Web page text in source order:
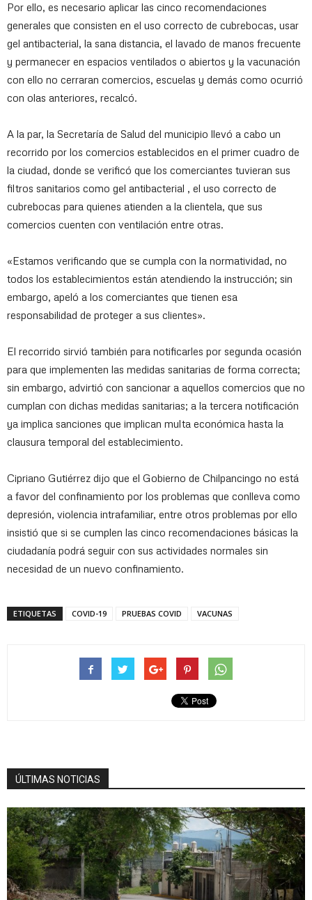
Por ello, es necesario aplicar las cinco recomendaciones
generales que consisten en el uso correcto de cubrebocas, usar
gel antibacterial, la sana distancia, el lavado de manos frecuente
y permanecer en espacios ventilados o abiertos y la vacunación
con ello no cerraran comercios, escuelas y demás como ocurrió
con olas anteriores, recalcó.
A la par, la Secretaría de Salud del municipio llevó a cabo un
recorrido por los comercios establecidos en el primer cuadro de
la ciudad, donde se verificó que los comerciantes tuvieran sus
filtros sanitarios como gel antibacterial , el uso correcto de
cubrebocas para quienes atienden a la clientela, que sus
comercios cuenten con ventilación entre otras.
«Estamos verificando que se cumpla con la normatividad, no
todos los establecimientos están atendiendo la instrucción; sin
embargo, apeló a los comerciantes que tienen esa
responsabilidad de proteger a sus clientes».
El recorrido sirvió también para notificarles por segunda ocasión
para que implementen las medidas sanitarias de forma correcta;
sin embargo, advirtió con sancionar a aquellos comercios que no
cumplan con dichas medidas sanitarias; a la tercera notificación
ya implica sanciones que implican multa económica hasta la
clausura temporal del establecimiento.
Cipriano Gutiérrez dijo que el Gobierno de Chilpancingo no está
a favor del confinamiento por los problemas que conlleva como
depresión, violencia intrafamiliar, entre otros problemas por ello
insistió que si se cumplen las cinco recomendaciones básicas la
ciudadanía podrá seguir con sus actividades normales sin
necesidad de un nuevo confinamiento.
ETIQUETAS COVID-19 PRUEBAS COVID VACUNAS
ÚLTIMAS NOTICIAS